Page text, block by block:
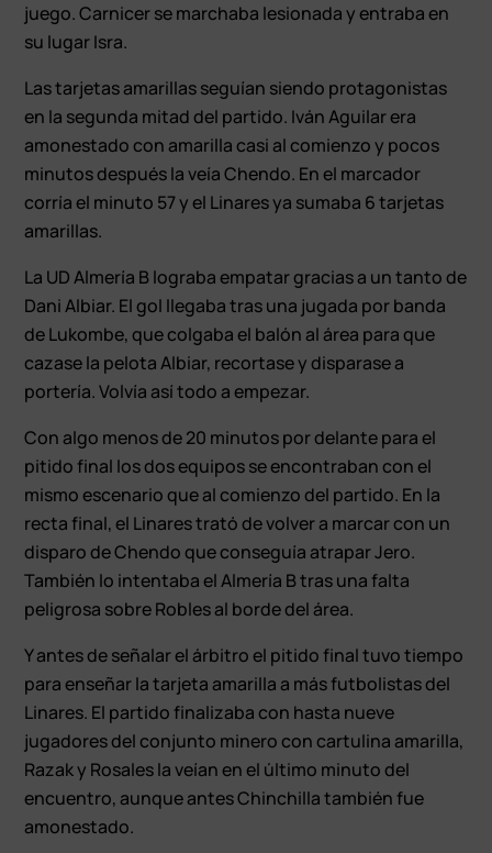
juego. Carnicer se marchaba lesionada y entraba en
su lugar Isra.
Las tarjetas amarillas seguían siendo protagonistas
en la segunda mitad del partido. Iván Aguilar era
amonestado con amarilla casi al comienzo y pocos
minutos después la veía Chendo. En el marcador
corría el minuto 57 y el Linares ya sumaba 6 tarjetas
amarillas.
La UD Almería B lograba empatar gracias a un tanto de
Dani Albiar. El gol llegaba tras una jugada por banda
de Lukombe, que colgaba el balón al área para que
cazase la pelota Albiar, recortase y disparase a
portería. Volvía así todo a empezar.
Con algo menos de 20 minutos por delante para el
pitido final los dos equipos se encontraban con el
mismo escenario que al comienzo del partido. En la
recta final, el Linares trató de volver a marcar con un
disparo de Chendo que conseguía atrapar Jero.
También lo intentaba el Almería B tras una falta
peligrosa sobre Robles al borde del área.
Y antes de señalar el árbitro el pitido final tuvo tiempo
para enseñar la tarjeta amarilla a más futbolistas del
Linares. El partido finalizaba con hasta nueve
jugadores del conjunto minero con cartulina amarilla,
Razak y Rosales la veían en el último minuto del
encuentro, aunque antes Chinchilla también fue
amonestado.